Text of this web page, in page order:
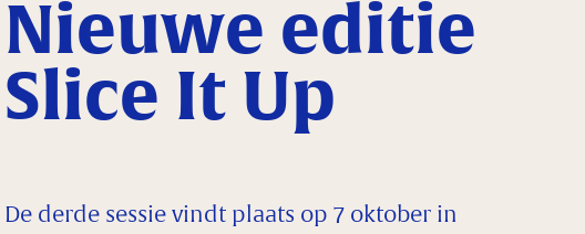
Nieuwe editie
Slice It Up
De derde sessie vindt plaats op 7 oktober in